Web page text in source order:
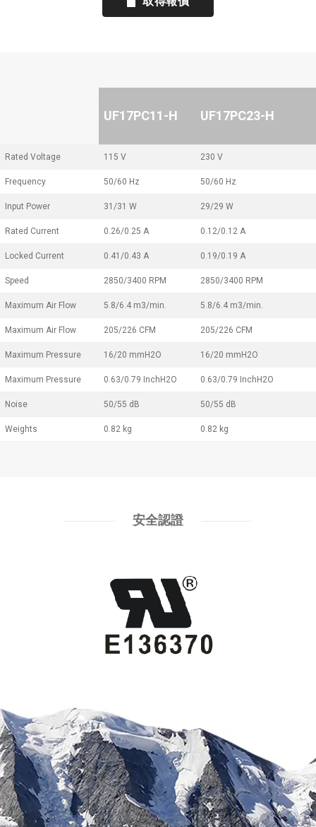
UF17PC11-H UF17PC23-H
Rated Voltage 115 V 230 V
Frequency 50/60 Hz 50/60 Hz
Input Power 31/31 W 29/29 W
Rated Current 0.26/0.25 A 0.12/0.12 A
Locked Current 0.41/0.43 A 0.19/0.19 A
Speed 2850/3400 RPM 2850/3400 RPM
Maximum Air Flow 5.8/6.4 m3/min. 5.8/6.4 m3/min.
Maximum Air Flow 205/226 CFM 205/226 CFM
Maximum Pressure 16/20 mmH2O 16/20 mmH2O
Maximum Pressure 0.63/0.79 InchH2O 0.63/0.79 InchH2O
Noise 50/55 dB 50/55 dB
Weights 0.82 kg 0.82 kg
安全認證